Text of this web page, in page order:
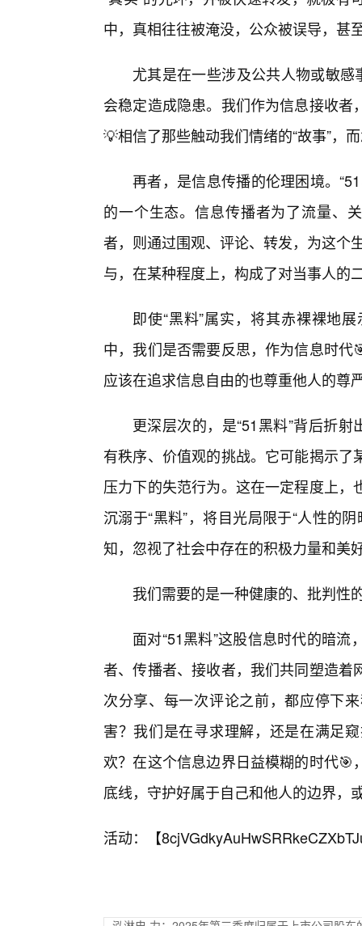
中，真相往往被淹没，公众被误导，甚
尤其是在一些涉及公共人物或敏感
会稳定造成隐患。我们作为信息接收
💡相信了那些触动我们情绪的“故事”，
再者，是信息传播的伦理困境。
的一个生态。信息传播者为了流量、
者，则通过围观、评论、转发，为这个
与，在某种程度上，构成了对当事人的
即使“黑料”属实，将其赤裸裸地
中，我们是否需要反思，作为信息时
应该在追求信息自由的也尊重他人的尊
更深层次的，是“51黑料”背后折
有秩序、价值观的挑战。它可能揭示
压力下的失范行为。这在一定程度上
沉溺于“黑料”，将目光局限于“人性的
知，忽视了社会中存在的积极力量和美
我们需要的是一种健康的、批判性
面对“51黑料”这股信息时代的暗
者、传播者、接收者，我们共同塑造
次分享、每一次评论之前，都应停下
害？我们是在寻求理解，还是在满足
欢？在这个信息边界日益模糊的时代
底线，守护好属于自己和他人的边界，
活动：【